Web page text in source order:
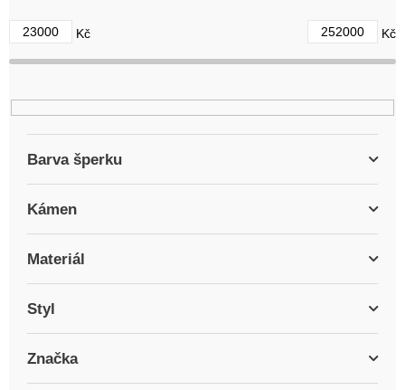
d
u
k
ů
23000 Kč 252000 Kč
Barva šperku
Kámen
Materiál
Styl
Značka